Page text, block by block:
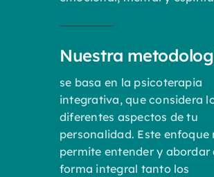
Nuestra
se basa en la psicoterapia
integrativa, que considera
diferentes aspectos de tu
personalidad. Este enfoque
permite entender y abordar
forma integral tanto los